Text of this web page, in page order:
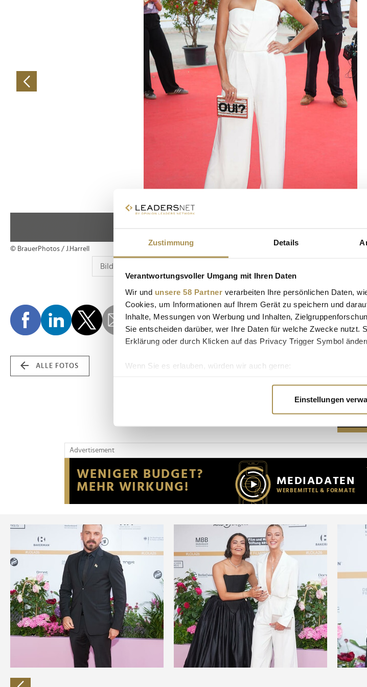
Zustimmung Details
Verantwortungsvoller Umgang mit Ihren Daten
Wir und unsere 58 Partner verarbeiten Ihre persönlichen Daten,
Cookies, um Informationen auf Ihrem Gerät zu speichern und
Inhalte, Messungen von Werbung und Inhalten,
Sie entscheiden darüber, wer Ihre Daten für welche Zwecke nutzt.
Erklärung oder durch Klicken auf das Privacy Trigger Symbol
Wenn Sie es erlauben, würden wir auch gerne:
Erfahren Sie mehr darüber, wie Ihre persönlichen Daten
Wir verwenden Cookies, um Inhalte und Anzeigen zu
Website an unsere Partner für soziale Medien, Werbung und
möglicherweise mit weiteren Daten zusammen, die Sie ihnen
der Dienste gesammelt haben.
Einstellungen
© BrauerPhotos / J.Harrell
ALLE FOTOS
Advertisement